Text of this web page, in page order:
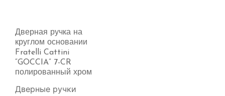
Дверная ручка на
круглом основании
Fratelli Cattini
“GOCCIA” 7-CR
полированный хром
Дверные ручки